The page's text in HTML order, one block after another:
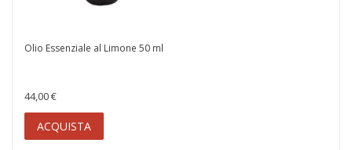
Olio Essenziale al Limone 50 ml
44,00 €
ACQUISTA